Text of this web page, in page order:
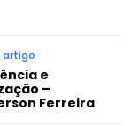
artigo
e
–
Ferreira